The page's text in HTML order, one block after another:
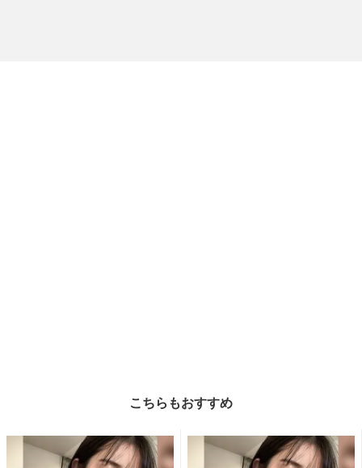
こちらもおすすめ